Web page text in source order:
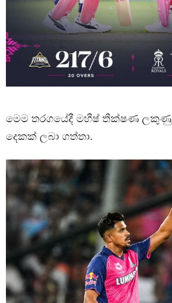
මෙම තරගයේදී මහීෂ් තීක්ෂණ
දෙකක් ලබා ගත්තා.